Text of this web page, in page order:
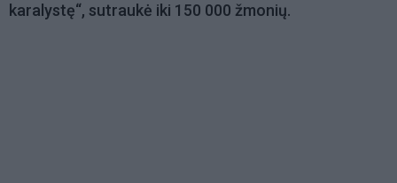
karalystę“, sutraukė iki 150 000 žmonių.